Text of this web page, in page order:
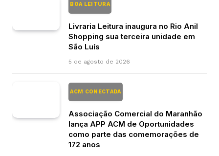
BOA LEITURA
Livraria Leitura inaugura no Rio Anil
Shopping sua terceira unidade em
São Luís
5 de agosto de 2026
ACM CONECTADA
Associação Comercial do Maranhão
lança APP ACM de Oportunidades
como parte das comemorações de
172 anos